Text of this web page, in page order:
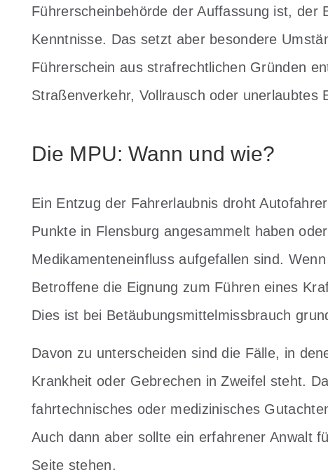
Führerscheinbehörde der Auffassung ist,
Kenntnisse. Das setzt aber besondere
Führerschein aus strafrechtlichen Gründen
Straßenverkehr, Vollrausch oder unerlaubtes
Die MPU: Wann und wie?
Ein Entzug der Fahrerlaubnis droht
Punkte in Flensburg angesammelt haben
Medikamenteneinfluss aufgefallen sind.
Betroffene die Eignung zum Führen eines
Dies ist bei Betäubungsmittelmissbrauch
Davon zu unterscheiden sind die Fälle, in
Krankheit oder Gebrechen in Zweifel steht.
fahrtechnisches oder medizinisches
Auch dann aber sollte ein erfahrener Anwalt
Seite stehen.